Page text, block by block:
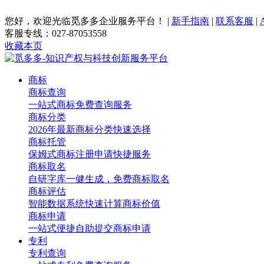
您好，欢迎光临觅多多企业服务平台！ | 新手指南 | 联系客服 |
客服专线：027-87053558
收藏本页
商标
商标查询
一站式商标免费查询服务
商标分类
2026年最新商标分类快速选择
商标托管
保姆式商标注册申请快捷服务
商标取名
自研字库一健生成，免费商标取名
商标评估
智能数据系统快速计算商标价值
商标申请
一站式便捷自助提交商标申请
专利
专利查询